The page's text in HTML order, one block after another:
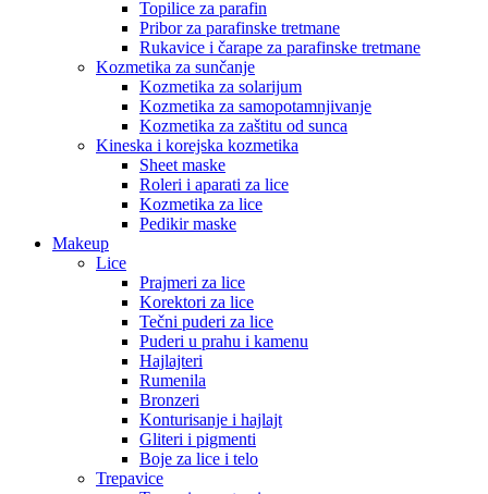
Topilice za parafin
Pribor za parafinske tretmane
Rukavice i čarape za parafinske tretmane
Kozmetika za sunčanje
Kozmetika za solarijum
Kozmetika za samopotamnjivanje
Kozmetika za zaštitu od sunca
Kineska i korejska kozmetika
Sheet maske
Roleri i aparati za lice
Kozmetika za lice
Pedikir maske
Makeup
Lice
Prajmeri za lice
Korektori za lice
Tečni puderi za lice
Puderi u prahu i kamenu
Hajlajteri
Rumenila
Bronzeri
Konturisanje i hajlajt
Gliteri i pigmenti
Boje za lice i telo
Trepavice